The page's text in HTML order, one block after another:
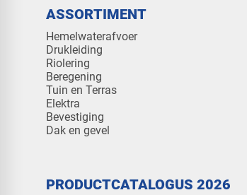
ASSORTIMENT
Hemelwaterafvoer
Drukleiding
Riolering
Beregening
Tuin en Terras
Elektra
Bevestiging
Dak en gevel
PRODUCTCATALOGUS 2026